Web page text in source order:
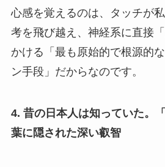
心感を覚えるのは、タッチが
考を飛び越え、神経系に直接
かける「最も原始的で根源的
ン手段」だからなのです。
4. 昔の日本人は知っていた。
葉に隠された深い叡智